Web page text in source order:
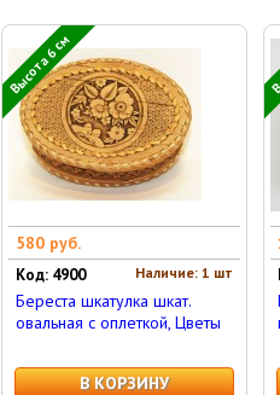
Высота 6 см
580 руб.
Наличие: 1 шт
Код: 4900
Береста шкатулка шкат.
овальная с оплеткой, Цветы
В КОРЗИНУ